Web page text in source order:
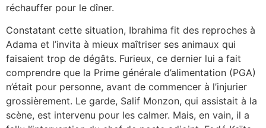
réchauffer pour le dîner.
Constatant cette situation, Ibrahima fit des reproches à
Adama et l’invita à mieux maîtriser ses animaux qui
faisaient trop de dégâts. Furieux, ce dernier lui a fait
comprendre que la Prime générale d’alimentation (PGA)
n’était pour personne, avant de commencer à l’injurier
grossièrement. Le garde, Salif Monzon, qui assistait à la
scène, est intervenu pour les calmer. Mais, en vain, il a